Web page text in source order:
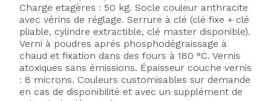
Charge etagères : 50 kg. Socle couleur anthracite
avec vérins de réglage. Serrure à clé (clé fixe + clé
pliable, cylindre extractible, clé master disponible).
Verni à poudres aprés phosphodégraissage à
chaud et fixation dans des fours à 180 °C. Vernis
atoxiques sans émissions. Épaisseur couche vernis
: 8 microns. Couleurs customisables sur demande
en cas de disponibilité et avec un supplément de